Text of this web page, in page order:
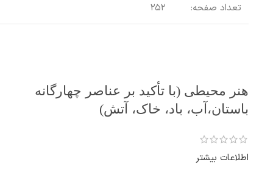
تعداد صفحه: ۲۵۲
هنر محیطی (با تأکید بر عناصر چهارگانه
باستان،آب، باد، خاک، آتش)
اطلاعات بیشتر